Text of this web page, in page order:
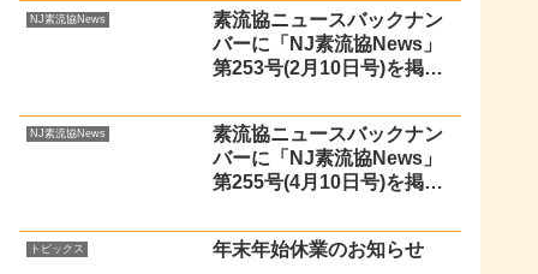
NJ素流協News
素流協ニュースバックナン
バーに「NJ素流協News」
第253号(2月10日号)を掲載
NJ素流協News
素流協ニュースバックナン
バーに「NJ素流協News」
第255号(4月10日号)を掲載
トピックス 年末年始休業のお知らせ